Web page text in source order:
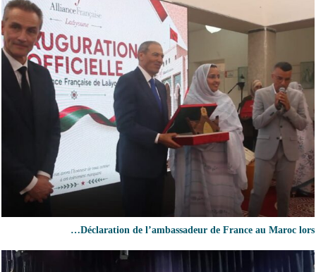
Déclaration de l’ambassadeur de France au Maroc lors…